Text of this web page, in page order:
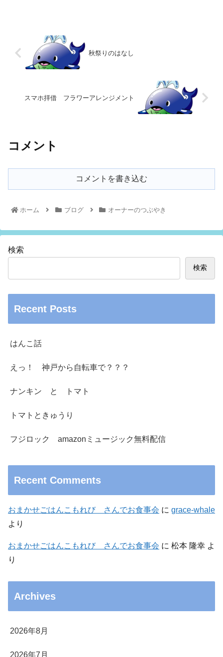
秋祭りのはなし
スマホ拝借 フラワーアレンジメント
コメント
コメントを書き込む
ホーム ブログ オーナーのつぶやき
検索
検索
Recent Posts
はんこ話
えっ！ 神戸から自転車で？？？
ナンキン と トマト
トマトときゅうり
フジロック amazonミュージック無料配信
Recent Comments
おまかせごはんこもれび さんでお食事会 に grace-whale
より
おまかせごはんこもれび さんでお食事会 に 松本 隆幸 よ
り
Archives
2026年8月
2026年7月